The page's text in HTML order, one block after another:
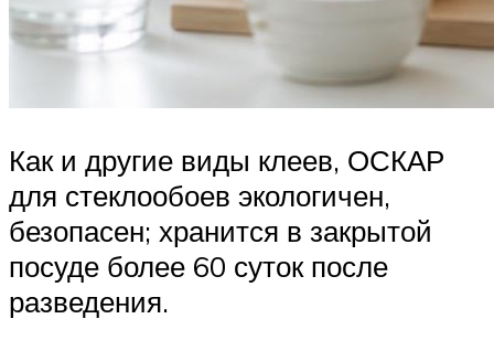
Как и другие виды клеев, ОСКАР
для стеклообоев экологичен,
безопасен; хранится в закрытой
посуде более 60 суток после
разведения.